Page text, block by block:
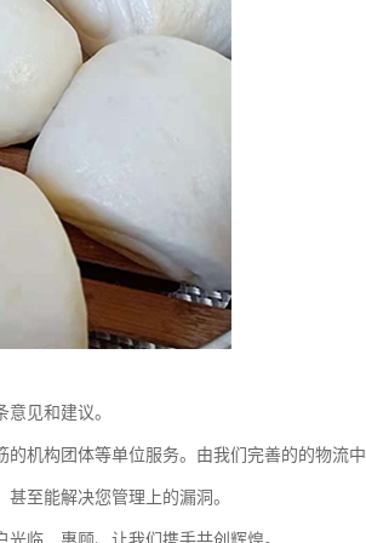
见和建议。
机构团体等单位服务。由我们完善的的物流中
至能解决您管理上的漏洞。